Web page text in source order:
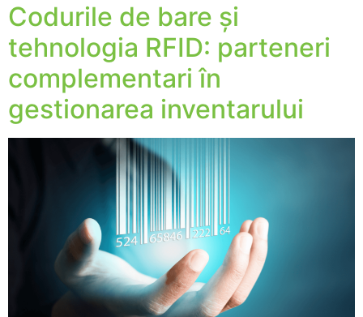
Codurile de bare și
tehnologia RFID: parteneri
complementari în
gestionarea inventarului